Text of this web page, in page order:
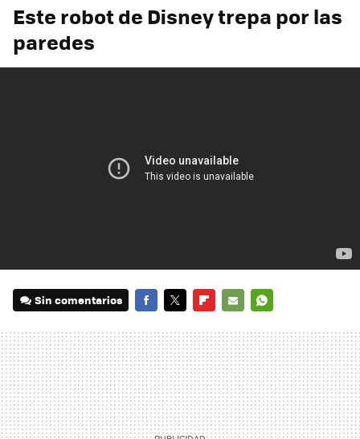
Este robot de Disney trepa por las
paredes
Sin comentarios
MAIL